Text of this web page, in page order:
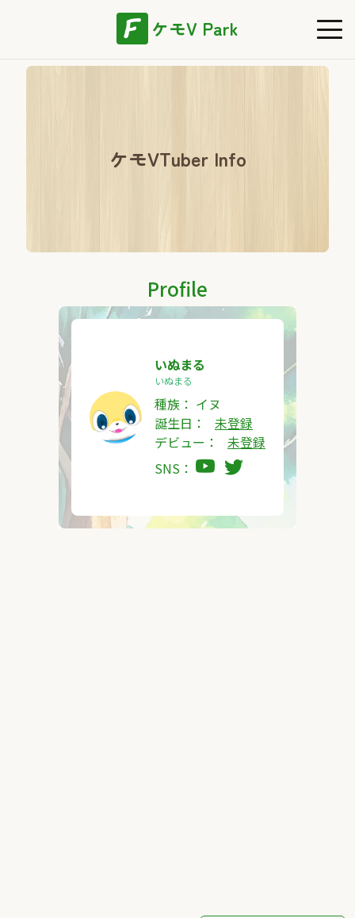
ケモV Park
ケモVTuber Info
Profile
いぬまる
いぬまる
種族： イヌ
誕生日：
未登録
デビュー：
未登録
SNS：